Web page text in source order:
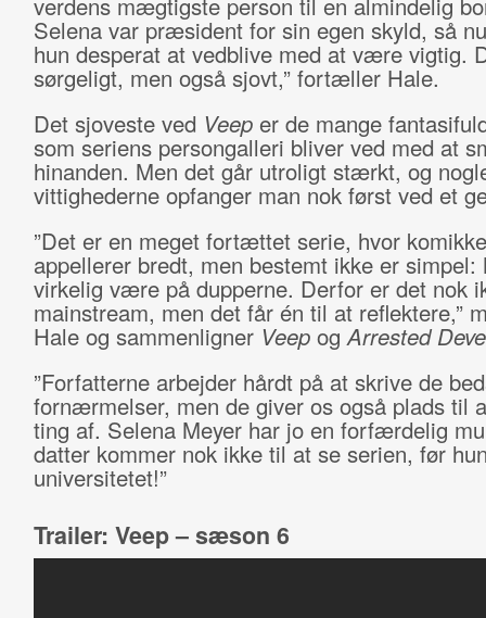
Selena var præsident for sin egen skyld, så
hun desperat at vedblive med at være vigtig.
sørgeligt, men også sjovt,” fortæller Hale.
Det sjoveste ved Veeper de mange
som seriens persongalleri bliver ved med at
hinanden. Men det går utroligt stærkt, og
vittighederne opfanger man nok først ved et
”Det er en meget fortættet serie, hvor
appellerer bredt, men bestemt ikke er simpel:
virkelig være på dupperne. Derfor er det nok
mainstream, men det får én til at reflektere,”
Hale og sammenligner Veep ogArrested
”Forfatterne arbejder hårdt på at skrive de
fornærmelser, men de giver os også plads til
ting af. Selena Meyer har jo en forfærdelig
datter kommer nok ikke til at se serien, før
universitetet!”
Trailer: Veep – sæson 6